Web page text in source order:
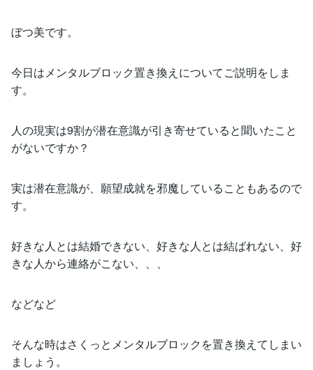
ぼつ美です。
今日はメンタルブロック置き換えについてご説明をしま
す。
人の現実は9割が潜在意識が引き寄せていると聞いたこと
がないですか？
実は潜在意識が、願望成就を邪魔していることもあるので
す。
好きな人とは結婚できない、好きな人とは結ばれない、好
きな人から連絡がこない、、、
などなど
そんな時はさくっとメンタルブロックを置き換えてしまい
ましょう。